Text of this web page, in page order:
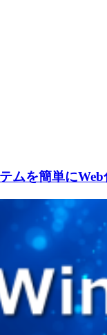
ムを簡単に